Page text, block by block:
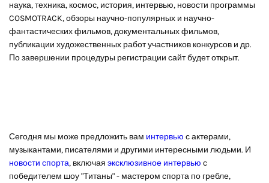
наука, техника, космос, история, интервью, новости программы
COSMOTRACK, обзоры научно-популярных и научно-
фантастических фильмов, документальных фильмов,
публикации художественных работ участников конкурсов и др.
По завершении процедуры регистрации сайт будет открыт.
Сегодня мы може предложить вам интервью с актерами,
музыкантами, писателями и другими интересными людьми. И
новости спорта, включая эксклюзивное интервью с
победителем шоу "Титаны" - мастером спорта по гребле,